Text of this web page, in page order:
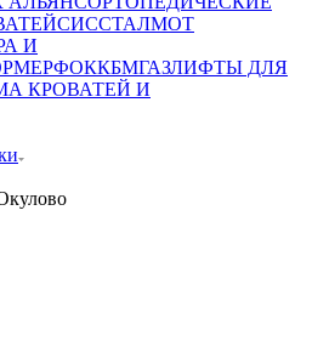
СИССТАЛМОТ
И
ФОККБМГАЗЛИФТЫ ДЛЯ
КРОВАТЕЙ И